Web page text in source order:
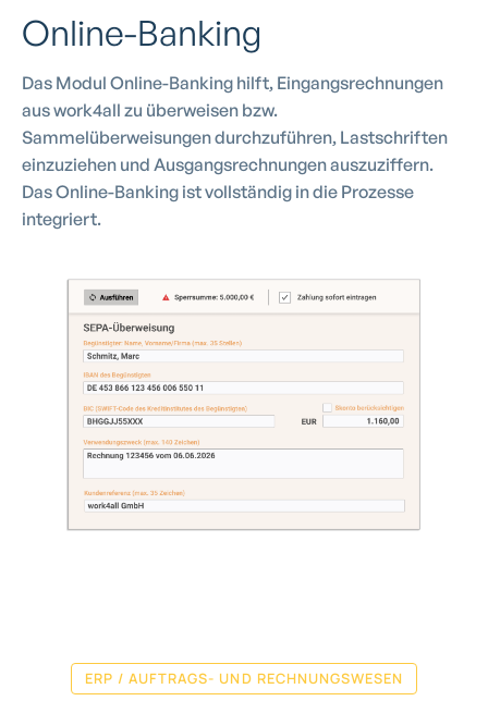
Online-Banking
Das Modul Online-Banking hilft, Eingangsrechnungen
aus work4all zu überweisen bzw.
Sammelüberweisungen durchzuführen, Lastschriften
einzuziehen und Ausgangsrechnungen auszuziffern.
Das Online-Banking ist vollständig in die Prozesse
integriert.
ERP / AUFTRAGS- UND RECHNUNGSWESEN